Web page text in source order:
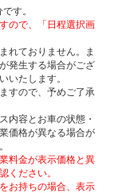
す。
ので、「日程選択画
れておりません。ま
発生する場合がござ
いたします。
すので、予めご了承
内容とお車の状態・
価格が異なる場合が
料金が表示価格と異
ください。
お持ちの場合、表示